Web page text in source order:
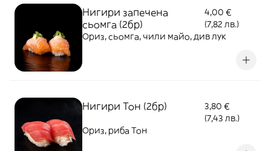
Нигири запечена
сьомга (2бр)
4,00 €
(7,82 лв.)
Ориз, сьомга, чили майо, див лук
Нигири Тон (2бр)
3,80 €
(7,43 лв.)
Ориз, риба Тон